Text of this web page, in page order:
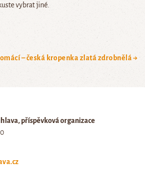
vybrat jiné.
– česká kropenka zlatá zdrobnělá →
příspěvková organizace